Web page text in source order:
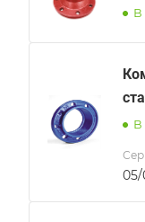
В
В
05/